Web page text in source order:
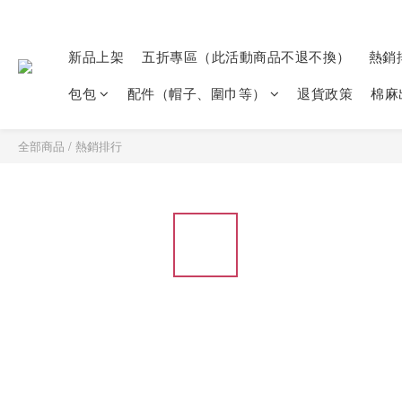
新品上架 五折專區（此活動商品不退不換）
熱銷
包包
配件（帽子、圍巾等） 退貨政策 棉麻
全部商品 / 熱銷排行